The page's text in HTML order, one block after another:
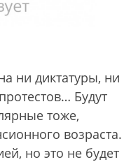
ни диктатуры, ни
Будут
тоже,
возраста.
но это не будет